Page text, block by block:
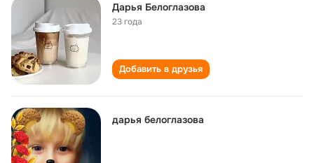
Дарья Белоглазова
23 года
Добавить в друзья
дарья белоглазова